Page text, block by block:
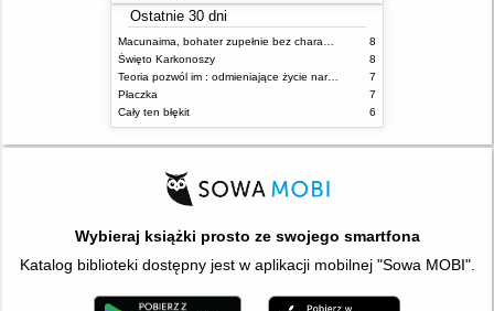
Ostatnie 30 dni
Macunaima, bohater zupełnie bez charakteru
8
Święto Karkonoszy
8
Teoria pozwól im : odmieniające życie narzędzie, o którym mówią miliony ludzi
7
Płaczka
7
Cały ten błękit
6
Wybieraj książki prosto ze swojego smartfona
Katalog biblioteki dostępny jest w aplikacji mobilnej "Sowa MOBI".